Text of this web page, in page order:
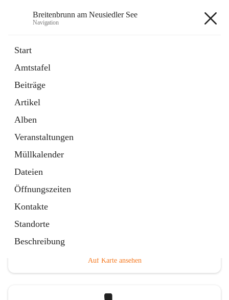
Breitenbrunn am Neusiedler See
Navigation
Start
Amtstafel
Beiträge
Artikel
Alben
Veranstaltungen
Müllkalender
Dateien
Öffnungszeiten
Kontakte
Standorte
Beschreibung
18 Schnellzugriffe
Gemeindeservice
Auf Karte ansehen